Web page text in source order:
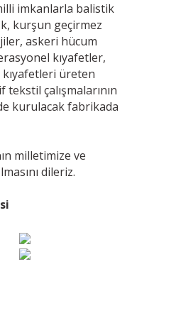
imkanlarla balistik
kurşun geçirmez
askeri hücum
kıyafetler,
üreten
çalışmalarının
kurulacak fabrikada
milletimize ve
dileriz.